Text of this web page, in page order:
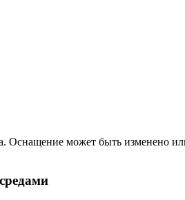
Оснащение может быть изменено